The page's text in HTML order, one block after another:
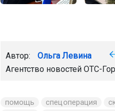
Автор: Ольга Левина
Агентство новостей ОТС-
помощь спецоперация